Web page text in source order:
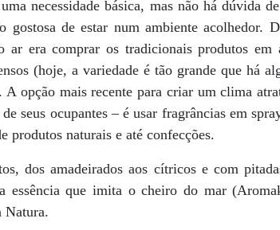
necessidade básica, mas não há dúvida
gostosa de estar num ambiente acolhedor.
era comprar os tradicionais produtos em
(hoje, a variedade é tão grande que há
A opção mais recente para criar um clima
seus ocupantes – é usar fragrâncias em
produtos naturais e até confecções.
dos amadeirados aos cítricos e com
essência que imita o cheiro do mar
Natura.